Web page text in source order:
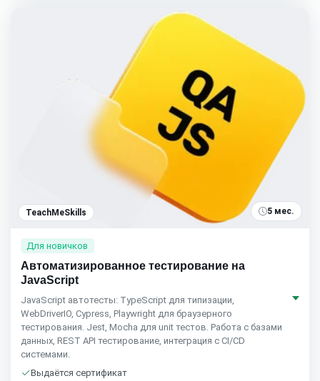
TeachMeSkills 5 мес.
Для новичков
Автоматизированное тестирование на
JavaScript
JavaScript автотесты: TypeScript для типизации,
WebDriverIO, Cypress, Playwright для браузерного
тестирования. Jest, Mocha для unit тестов. Работа с базами
данных, REST API тестирование, интеграция с CI/CD
системами.
Выдаётся сертификат